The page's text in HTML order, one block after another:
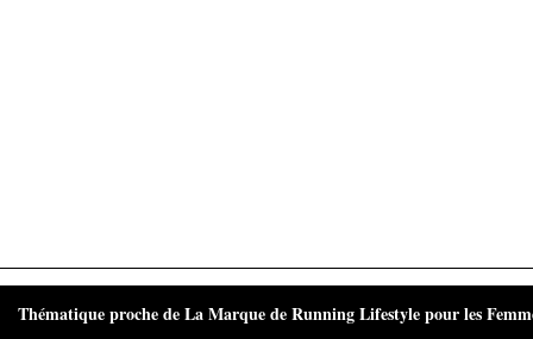
Thématique proche de La Marque de Running Lifestyle pour les